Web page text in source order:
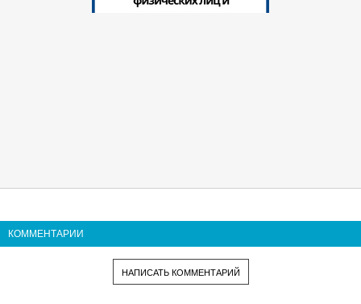
КОММЕНТАРИИ
НАПИСАТЬ КОММЕНТАРИЙ